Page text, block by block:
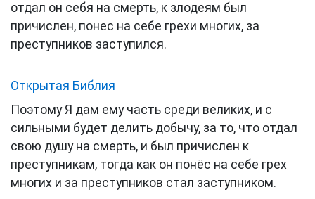
отдал он себя на смерть, к злодеям был
причислен, понес на себе грехи многих, за
преступников заступился.
Открытая Библия
Поэтому Я дам ему часть среди великих, и с
сильными будет делить добычу, за то, что отдал
свою душу на смерть, и был причислен к
преступникам, тогда как он понёс на себе грех
многих и за преступников стал заступником.